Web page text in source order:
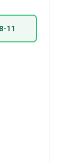
11